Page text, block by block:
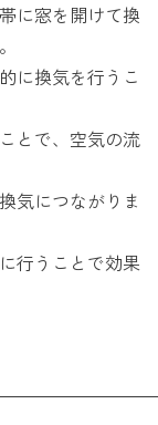
に窓を開けて換
に換気を行うこ
とで、空気の流
気につながりま
行うことで効果